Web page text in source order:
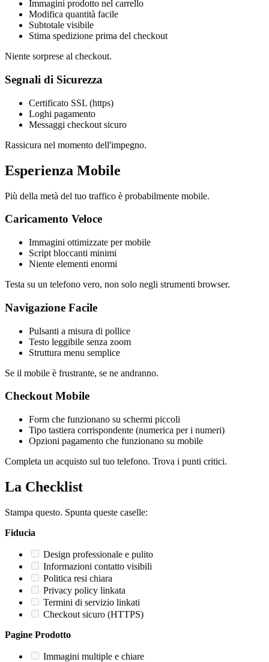
Immagini prodotto nel carrello
Modifica quantità facile
Subtotale visibile
Stima spedizione prima del checkout
Niente sorprese al checkout.
Segnali di Sicurezza
Certificato SSL (https)
Loghi pagamento
Messaggi checkout sicuro
Rassicura nel momento dell'impegno.
Esperienza Mobile
Più della metà del tuo traffico è probabilmente mobile.
Caricamento Veloce
Immagini ottimizzate per mobile
Script bloccanti minimi
Niente elementi enormi
Testa su un telefono vero, non solo negli strumenti browser.
Navigazione Facile
Pulsanti a misura di pollice
Testo leggibile senza zoom
Struttura menu semplice
Se il mobile è frustrante, se ne andranno.
Checkout Mobile
Form che funzionano su schermi piccoli
Tipo tastiera corrispondente (numerica per i numeri)
Opzioni pagamento che funzionano su mobile
Completa un acquisto sul tuo telefono. Trova i punti critici.
La Checklist
Stampa questo. Spunta queste caselle:
Fiducia
Design professionale e pulito
Informazioni contatto visibili
Politica resi chiara
Privacy policy linkata
Termini di servizio linkati
Checkout sicuro (HTTPS)
Pagine Prodotto
Immagini multiple e chiare